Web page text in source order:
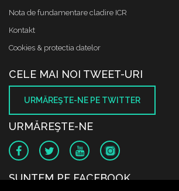
Nota de fundamentare cladire ICR
Kontakt
Cookies & protectia datelor
CELE MAI NOI TWEET-URI
URMĂREŞTE-NE PE TWITTER
URMĂREŞTE-NE
SUNTEM PE FACEBOOK